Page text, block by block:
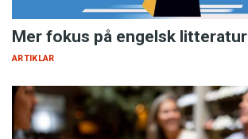
Mer fokus på engelsk litteratur
ARTIKLAR